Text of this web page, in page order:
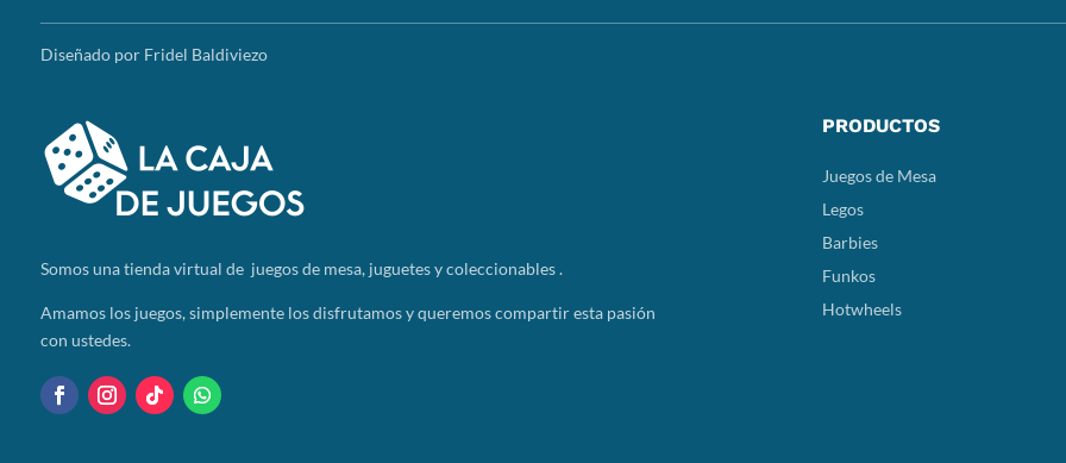
Diseñado por Fridel Baldiviezo
Somosuna tienda virtual de juegos de mesa, juguetes y coleccionables .
Amamos los juegos, simplemente los disfrutamos y queremos compartir esta pasión
con ustedes.
PRODUCTOS
Juegos de Mesa
Legos
Barbies
Funkos
Hotwheels